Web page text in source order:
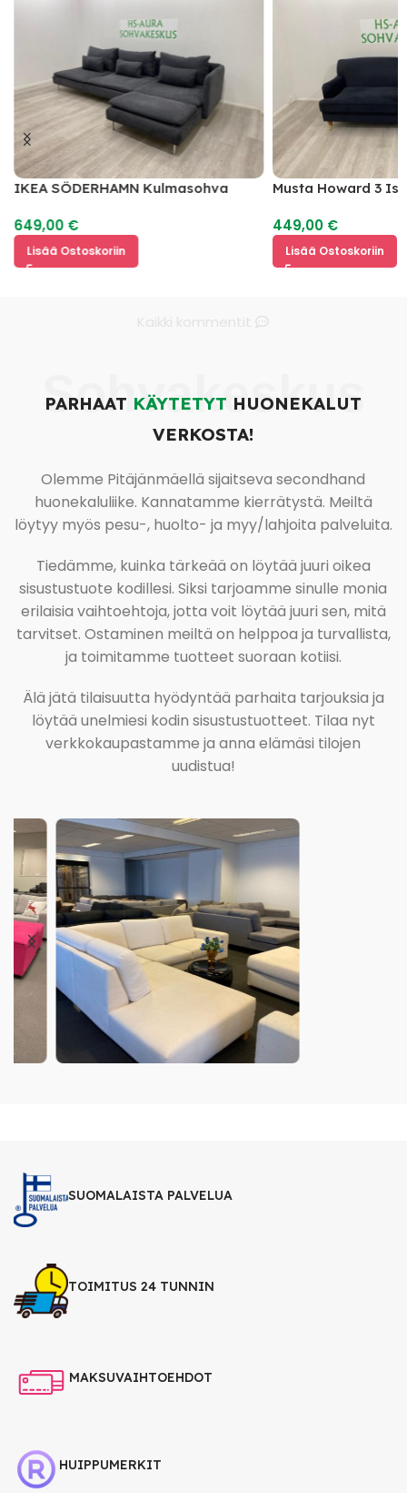
IKEA SÖDERHAMN Kulmasohva
649,00 €
Lisää Ostoskoriin
Musta Howard 3
449,00 €
Lisää Ostoskoriin
Sohvakeskus
PARHAAT KÄYTETYT HUONEKALUT
VERKOSTA!
Olemme Pitäjänmäellä sijaitseva secondhand
huonekaluliike. Kannatamme kierrätystä. Meiltä
löytyy myös pesu-, huolto- ja myy/lahjoita palveluita.
Tiedämme, kuinka tärkeää on löytää juuri oikea
sisustustuote kodillesi. Siksi tarjoamme sinulle monia
erilaisia vaihtoehtoja, jotta voit löytää juuri sen, mitä
tarvitset. Ostaminen meiltä on helppoa ja turvallista,
ja toimitamme tuotteet suoraan kotiisi.
Älä jätä tilaisuutta hyödyntää parhaita tarjouksia ja
löytää unelmiesi kodin sisustustuotteet. Tilaa nyt
verkkokaupastamme ja anna elämäsi tilojen
uudistua!
SUOMALAISTA PALVELUA
TOIMITUS 24 TUNNIN
MAKSUVAIHTOEHDOT
HUIPPUMERKIT